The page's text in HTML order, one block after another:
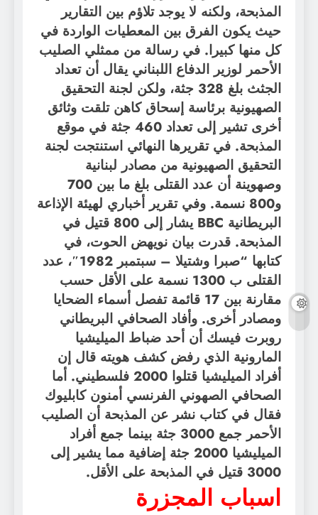
المذبحة، ولكنه لا يوجد تلاؤم بين التقارير
حيث يكون الفرق بين المعطيات الواردة في
كل منها كبيرا. في رسالة من ممثلي الصليب
الأحمر لوزير الدفاع اللبناني يقال أن تعداد
الجثث بلغ 328 جثة، ولكن لجنة التحقيق
الصهيونية برئاسة إسحاق كاهن تلقت وثائق
أخرى تشير إلى تعداد 460 جثة في موقع
المذبحة. في تقريرها النهائي استنتجت لجنة
التحقيق الصهيونية من مصادر لبنانية
وصهوينة أن عدد القتلى بلغ ما بين 700
و800 نسمة. وفي تقرير أخباري لهيئة الإذاعة
البريطانية BBC يشار إلى 800 قتيل في
المذبحة. قدرت بيان نويهض الحوت، في
كتابها “صبرا وشتيلا – سبتمبر 1982″، عدد
القتلى ب 1300 نسمة على الأقل حسب
مقارنة بين 17 قائمة تفصل أسماء الضحايا
ومصادر أخرى. وأفاد الصحافي البريطاني
روبرت فيسك أن أحد ضباط الميليشيا
المارونية الذي رفض كشف هويته قال إن
أفراد الميليشيا قتلوا 2000 فلسطيني. أما
الصحافي الصهوني الفرنسي أمنون كابليوك
فقال في كتاب نشر عن المذبحة أن الصليب
الأحمر جمع 3000 جثة بينما جمع أفراد
الميليشيا 2000 جثة إضافية مما يشير إلى
3000 قتيل في المذبحة على الأقل.
اسباب المجزرة